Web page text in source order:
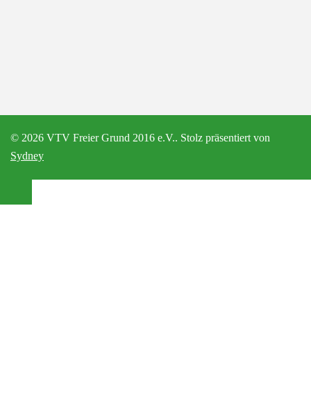
© 2026 VTV Freier Grund 2016 e.V.. Stolz präsentiert von
Sydney